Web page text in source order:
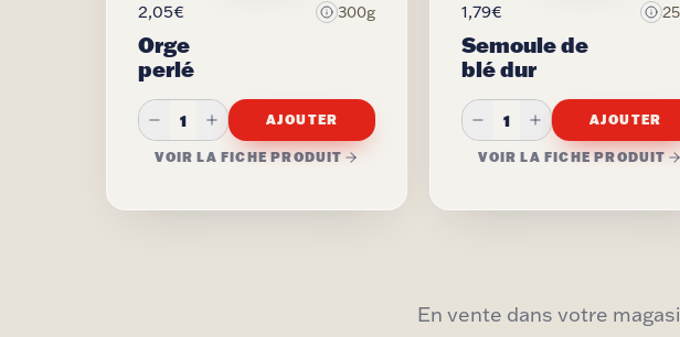
2,05€ 300g
Orge
perlé
1 AJOUTER
VOIR LA FICHE PRODUIT
1,79€
Semoule de
blé dur
1 AJOUTER
VOIR LA FICHE PRODUIT
En vente dans votre